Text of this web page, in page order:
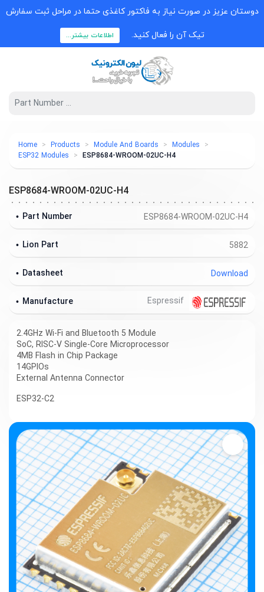
عزیز در صورت نیاز به فاکتور کاغذی حتما در مراحل ثبت سفارش
تیک آن را فعال کنید. اطلاعات بیشتر...
Home Products Module And Boards
Modules
ESP32 Modules
ESP8684-WROOM-02UC-H4
ESP8684-WROOM-02UC-H4
ESP8684-WROOM-02UC-H4
Part Number
5882
Lion Part
Download
Datasheet
Espressif
Manufacture
2.4GHz Wi-Fi and Bluetooth 5 Module
SoC, RISC-V Single-Core Microprocessor
4MB Flash in Chip Package
14GPIOs
External Antenna Connector
ESP32-C2